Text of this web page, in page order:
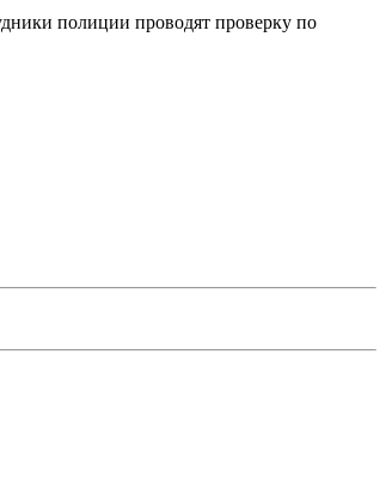
полиции проводят проверку по